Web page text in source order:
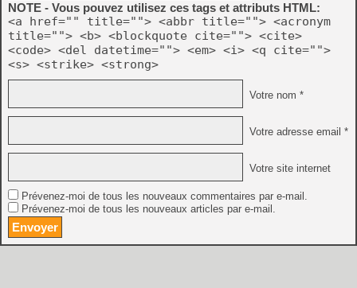
NOTE - Vous pouvez utilisez ces tags et attributs HTML:
<a href="" title=""> <abbr title=""> <acronym
title=""> <b> <blockquote cite=""> <cite>
<code> <del datetime=""> <em> <i> <q cite="">
<s> <strike> <strong>
Votre nom *
Votre adresse email *
Votre site internet
Prévenez-moi de tous les nouveaux commentaires par e-mail.
Prévenez-moi de tous les nouveaux articles par e-mail.